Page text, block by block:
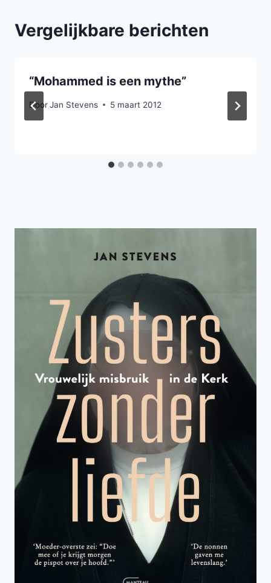
Vergelijkbare berichten
“Mohammed is een mythe”
DoorJan Stevens 5 maart 2012